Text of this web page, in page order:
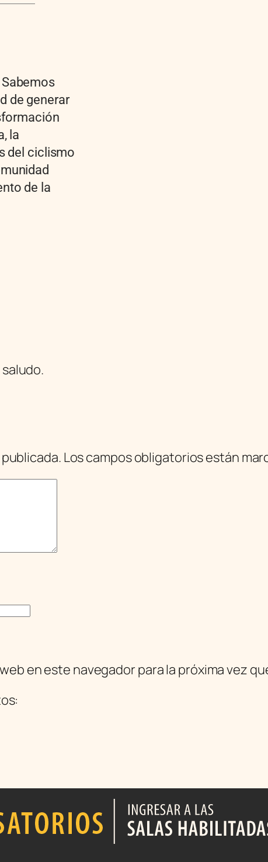
de generar
la
del ciclismo
de la
Los campos obligatorios están
en este navegador para la próxima vez